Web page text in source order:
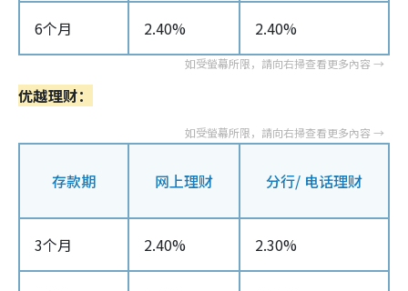
6个月 2.40% 2.40%
优越理财：
存款期 网上理财 分行/ 电话理财
3个月 2.40% 2.30%